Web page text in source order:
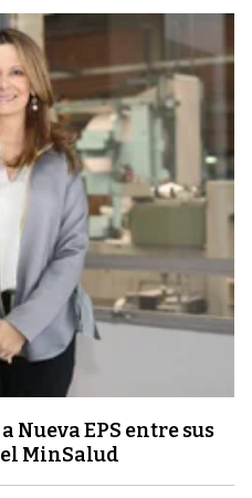
Nueva EPS entre sus
MinSalud